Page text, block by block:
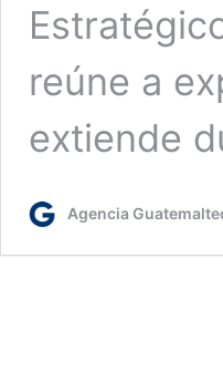
reúne a
extiende
Agencia